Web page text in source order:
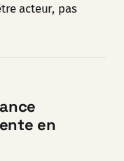
acteur, pas
en